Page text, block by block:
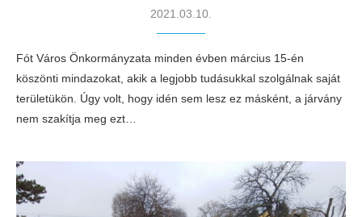
2021.03.10.
Fót Város Önkormányzata minden évben március 15-én
köszönti mindazokat, akik a legjobb tudásukkal szolgálnak saját
területükön. Úgy volt, hogy idén sem lesz ez másként, a járvány
nem szakítja meg ezt…